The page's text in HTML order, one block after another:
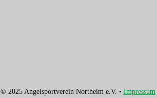
© 2025 Angelsportverein Northeim e.V. • Impressum